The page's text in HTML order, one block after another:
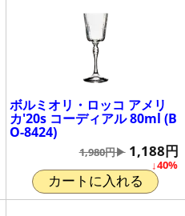
ボルミオリ・ロッコ アメリ
カ'20s コーディアル 80ml (B
O-8424)
↓40%
1,980円▶ 1,188円
カートに入れる